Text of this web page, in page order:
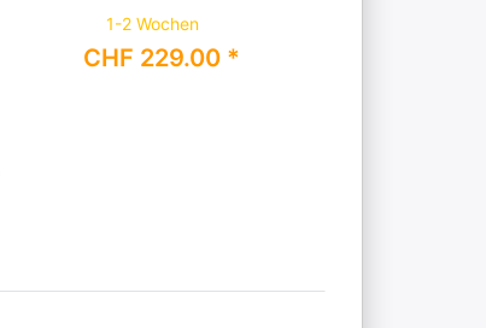
1-2 Wochen
CHF 229.00 *